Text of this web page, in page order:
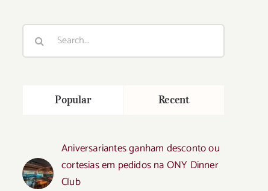
Popular Recent
Aniversariantes ganham desconto ou
cortesias em pedidos na ONY Dinner
Club